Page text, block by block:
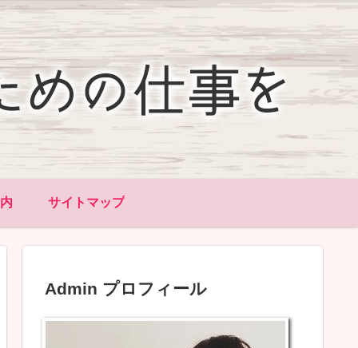
サイトマップ
Admin プロフィール